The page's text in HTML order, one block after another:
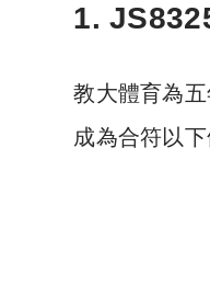
1.
教大體育為
成為合符以